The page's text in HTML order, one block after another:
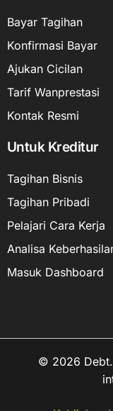
Bayar Tagihan
Konfirmasi Bayar
Ajukan Cicilan
Tarif Wanprestasi
Kontak Resmi
Untuk Kreditur
Tagihan Bisnis
Tagihan Pribadi
Pelajari Cara Kerja
Analisa
Masuk Dashboard
© 2026